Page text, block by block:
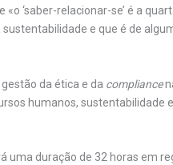
«o ‘saber-relacionar-se’ é a
e que é de
da ética e da compliance
humanos, sustentabilidade
uma duração de 32 horas em